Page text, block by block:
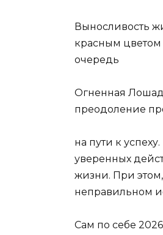
Выносливость
красным цветом
очередь
Огненная
преодоление
на пути к
уверенных
жизни. При
неправильном
Сам по себе